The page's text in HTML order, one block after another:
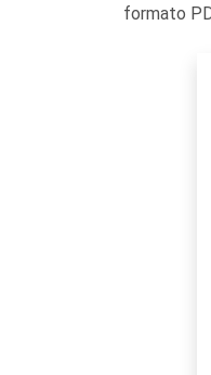
formato